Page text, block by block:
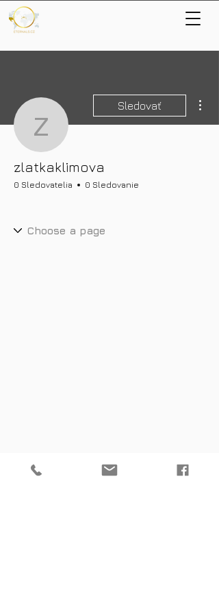
zlatkaklimova
Sledovať
zlatkaklimova
0 Sledovatelia 0 Sledovanie